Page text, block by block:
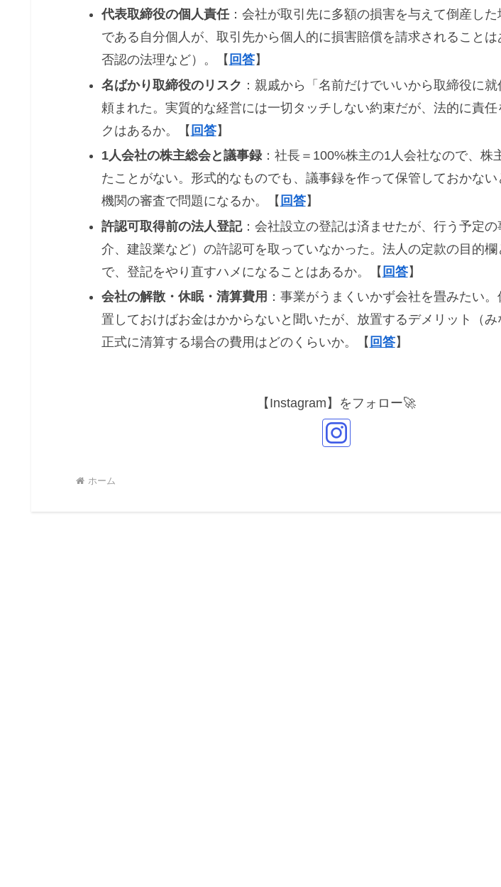
代表取締役の個人責任：会社が取引先に多額の損害を与えて倒産し
である自分個人が、取引先から個人的に損害賠償を請求されること
否認の法理など）。【 回答】
名ばかり取締役のリスク ：親戚から「名前だけでいいから取締役に
頼まれた。実質的な経営には一切タッチしない約束だが、法的に責任
クはあるか。【 回答】
1人会社の株主総会と議事録：社長＝100%株主の1人会社なので、株
たことがない。形式的なものでも、議事録を作って保管しておかな
機関の審査で問題になるか。【 回答】
許認可取得前の法人登記：会社設立の登記は済ませたが、行う予定
介、建設業など）の許認可を取っていなかった。法人の定款の目的
で、登記をやり直すハメになることはあるか。【 回答】
会社の解散・休眠・清算費用 ：事業がうまくいかず会社を畳みたい
置しておけばお金はかからないと聞いたが、放置するデメリット（み
正式に清算する場合の費用はどのくらいか。【 回答】
【Instagram】をフォロー🚀
ホーム